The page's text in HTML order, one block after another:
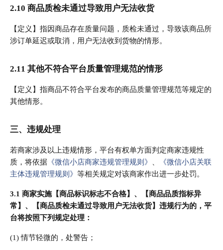
2.10 商品质检未通过导致用户无法收货
【定义】指因商品存在质量问题，质检未通过，导致该商品所
涉订单延迟或取消，用户无法收到货物的情形。
2.11 其他不符合平台质量管理规范的情形
【定义】指商品不符合平台发布的商品质量管理规范等规定的
其他情形。
三、违规处理
若商家涉及以上违规情形，平台有权单方面判定商家违规性
质，将依据 《微信小店商家违规管理规则》
《微信小店关联
主体违规管理规则》 等相关规定对该商家作出进一步处罚。
3.1 商家实施【商品标识标志不合格】、【商品品质指标异
常】、【商品质检未通过导致用户无法收货】违规行为的，平
台将按照下列规定处理：
(1) 情节轻微的，处警告；